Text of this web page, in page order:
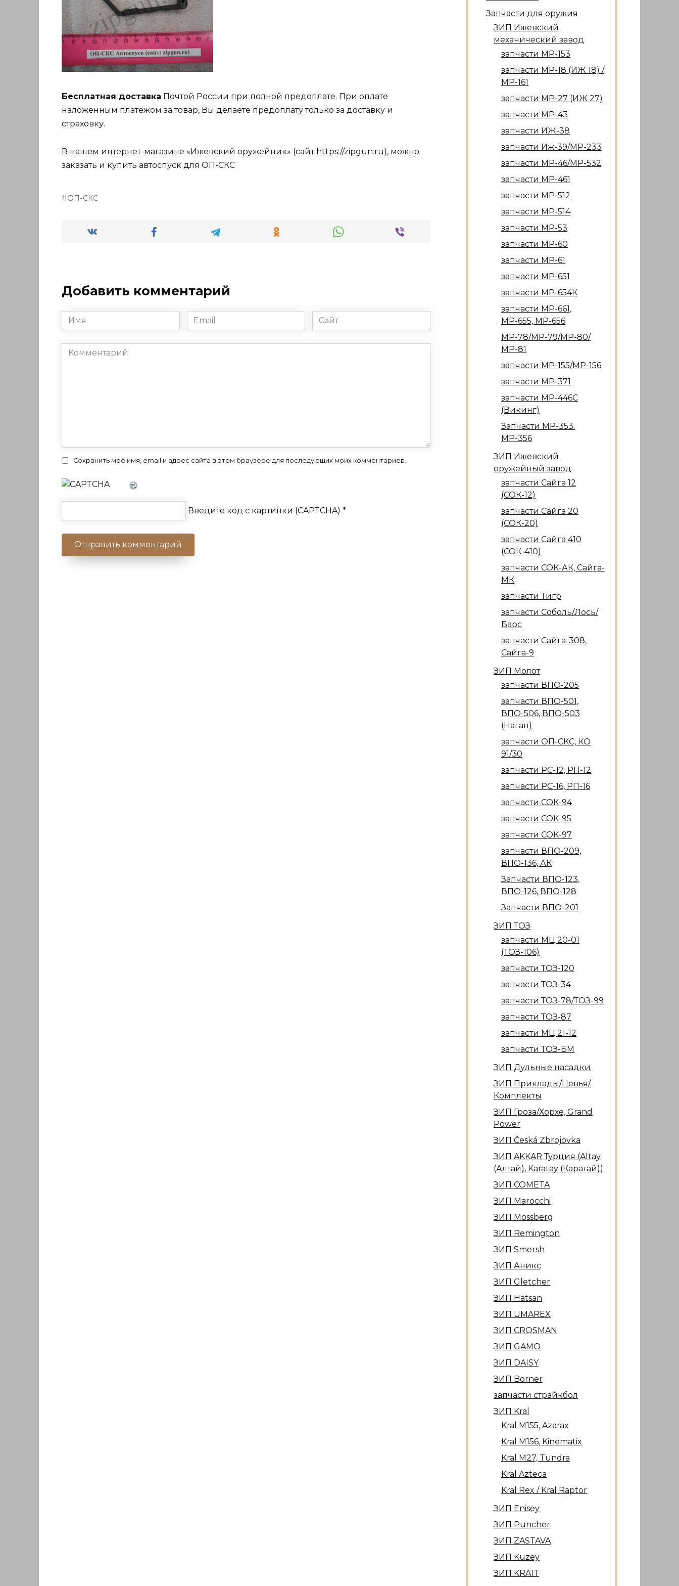
Бесплатная доставка Почтой России при полной предоплате. При оплате
наложенным платежом за товар, Вы делаете предоплату только за доставку и
страховку.
В нашем интернет-магазине «Ижевский оружейник» (сайт https://zipgun.ru), можно
заказать и купить автоспуск для ОП-СКС
ОП-СКС
Добавить комментарий
Имя
*
Email
*
Сайт
Комментарий
Сохранить моё имя, email и адрес сайта в этом браузере для последующих моих комментариев.
Введите код с картинки (CAPTCHA) *
Запчасти для оружия
ЗИП Ижевский
механический завод
запчасти МР-153
запчасти МР-18 (ИЖ 18) /
МР-161
запчасти МР-27 (ИЖ 27)
запчасти МР-43
запчасти ИЖ-38
запчасти Иж-39/МР-233
запчасти МР-46/МР-532
запчасти МР-461
запчасти МР-512
запчасти МР-514
запчасти МР-53
запчасти МР-60
запчасти МР-61
запчасти МР-651
запчасти МР-654К
запчасти МР-661,
МР-655, МР-656
МР-78/МР-79/МР-80/
МР-81
запчасти МР-155/МР-156
запчасти МР-371
запчасти МР-446С
(Викинг)
Запчасти МР-353.
МР-356
ЗИП Ижевский
оружейный завод
запчасти Сайга 12
(СОК-12)
запчасти Сайга 20
(СОК-20)
запчасти Сайга 410
(СОК-410)
запчасти СОК-АК, Сайга-
МК
запчасти Тигр
запчасти Соболь/Лось/
Барс
запчасти Сайга-308,
Сайга-9
ЗИП Молот
запчасти ВПО-205
запчасти ВПО-501,
ВПО-506, ВПО-503
(Наган)
запчасти ОП-СКС, КО
91/30
запчасти РС-12, РП-12
запчасти РС-16, РП-16
запчасти СОК-94
запчасти СОК-95
запчасти СОК-97
запчасти ВПО-209,
ВПО-136, АК
Запчасти ВПО-123,
ВПО-126, ВПО-128
Запчасти ВПО-201
ЗИП ТОЗ
запчасти МЦ 20-01
(ТОЗ-106)
запчасти ТОЗ-120
запчасти ТОЗ-34
запчасти ТОЗ-78/ТОЗ-99
запчасти ТОЗ-87
запчасти МЦ 21-12
запчасти ТОЗ-БМ
ЗИП Дульные насадки
ЗИП Приклады/Цевья/
Комплекты
ЗИП Гроза/Хорхе, Grand
Power
ЗИП Česká Zbrojovka
ЗИП AKKAR Турция (Altay
(Алтай), Karatay (Каратай))
ЗИП COMETA
ЗИП Marocсhi
ЗИП Mossberg
ЗИП Remington
ЗИП Smersh
ЗИП Аникс
ЗИП Gletcher
ЗИП Hatsan
ЗИП UMAREX
ЗИП CROSMAN
ЗИП GAMO
ЗИП DAISY
ЗИП Borner
запчасти страйкбол
ЗИП Kral
Kral М155, Azarax
Kral М156, Kinematix
Kral М27, Tundra
Kral Azteca
Kral Rex / Kral Raptor
ЗИП Enisey
ЗИП Puncher
ЗИП ZASTAVA
ЗИП Kuzey
ЗИП KRAIT